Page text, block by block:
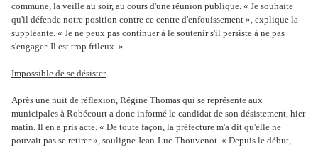
commune, la veille au soir, au cours d'une réunion publique. « Je souhaite
qu'il défende notre position contre ce centre d'enfouissement », explique la
suppléante. « Je ne peux pas continuer à le soutenir s'il persiste à ne pas
s'engager. Il est trop frileux. »
Impossible de se désister
Après une nuit de réflexion, Régine Thomas qui se représente aux
municipales à Robécourt a donc informé le candidat de son désistement, hier
matin. Il en a pris acte. « De toute façon, la préfecture m'a dit qu'elle ne
pouvait pas se retirer », souligne Jean-Luc Thouvenot. « Depuis le début,